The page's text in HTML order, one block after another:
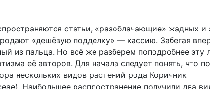
статьи, «разоблачающие» жадных и
«дешёвую подделку» — кассию. Забегая
из пальца. Но всё же разберем поподробнее эту
её авторов. Для начала следует понять, что
нескольких видов растений рода Коричник
Наибольшее распространение получили два